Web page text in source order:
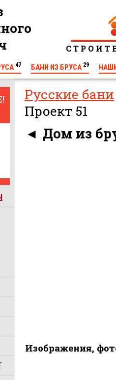
С Т Р О И
47 БАНИ ИЗ БРУСА 29
Русские бани
Проект 51
◄ Дом из
Изображения,